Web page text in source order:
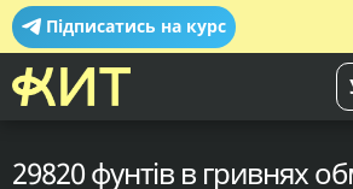
Підписатись на курс
29820 фунтів в гривнях